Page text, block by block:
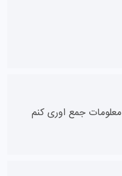
جمع اوری کنم